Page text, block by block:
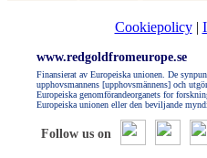
Cookiepolicy|
www.redgoldfromeurope.se
Finansierat av Europeiska unionen. De
upphovsmannens [upphovsmännens] och
Europeiska genomförandeorganets for
Europeiska unionen eller den beviljande
Follow us on